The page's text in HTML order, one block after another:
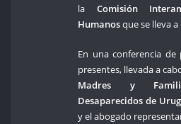
la Comisión
Humanosque se lleva
En una conferencia
presentes, llevada a
Madres y
Desaparecidos de
y el abogado